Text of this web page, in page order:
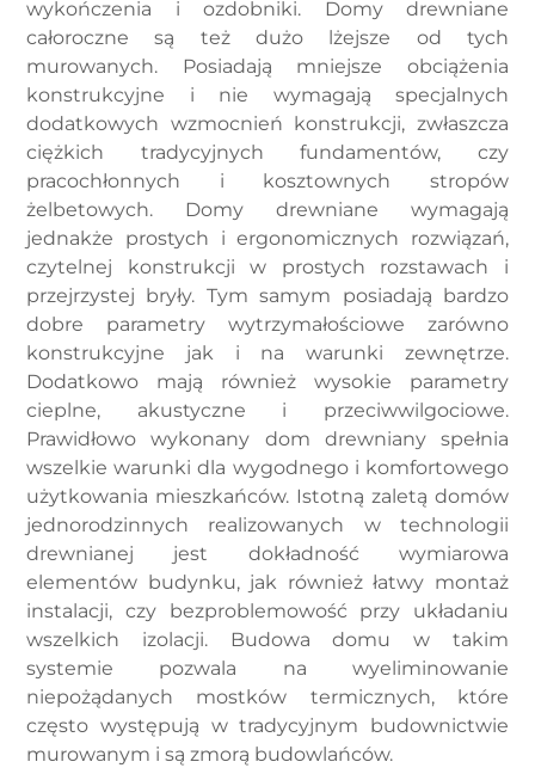
wykończenia i ozdobniki. Domy drewniane
całoroczne są też dużo lżejsze od tych
murowanych. Posiadają mniejsze obciążenia
konstrukcyjne i nie wymagają specjalnych
dodatkowych wzmocnień konstrukcji, zwłaszcza
ciężkich tradycyjnych fundamentów, czy
pracochłonnych i kosztownych stropów
żelbetowych. Domy drewniane wymagają
jednakże prostych i ergonomicznych rozwiązań,
czytelnej konstrukcji w prostych rozstawach i
przejrzystej bryły. Tym samym posiadają bardzo
dobre parametry wytrzymałościowe zarówno
konstrukcyjne jak i na warunki zewnętrze.
Dodatkowo mają również wysokie parametry
cieplne, akustyczne i przeciwwilgociowe.
Prawidłowo wykonany dom drewniany spełnia
wszelkie warunki dla wygodnego i komfortowego
użytkowania mieszkańców. Istotną zaletą domów
jednorodzinnych realizowanych w technologii
drewnianej jest dokładność wymiarowa
elementów budynku, jak również łatwy montaż
instalacji, czy bezproblemowość przy układaniu
wszelkich izolacji. Budowa domu w takim
systemie pozwala na wyeliminowanie
niepożądanych mostków termicznych, które
często występują w tradycyjnym budownictwie
murowanym i są zmorą budowlańców.